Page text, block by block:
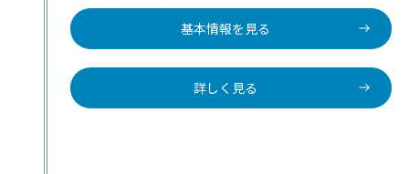
基本情報を見る
詳しく見る